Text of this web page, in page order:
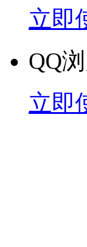
立即
QQ
立即